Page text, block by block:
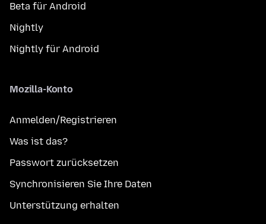
Beta für Android
Nightly
Nightly für Android
Mozilla-Konto
Anmelden/Registrieren
Was ist das?
Passwort zurücksetzen
Synchronisieren Sie Ihre Daten
Unterstützung erhalten